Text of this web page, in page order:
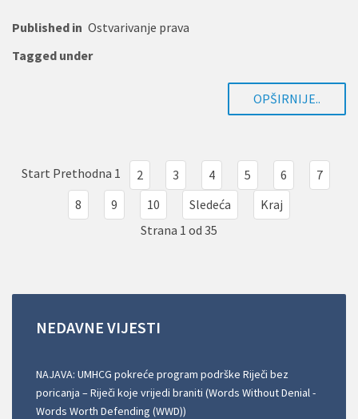
Published in Ostvarivanje prava
Tagged under
OPŠIRNIJE..
Start Prethodna 1 2 3 4 5 6
7
8
9 10 Sledeća
Kraj
Strana 1 od 35
NEDAVNE VIJESTI
NAJAVA: UMHCG pokreće program podrške Riječi bez
poricanja – Riječi koje vrijedi braniti (Words Without Denial -
Words Worth Defending (WWD))